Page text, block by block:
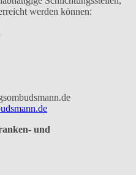
werden können:
und